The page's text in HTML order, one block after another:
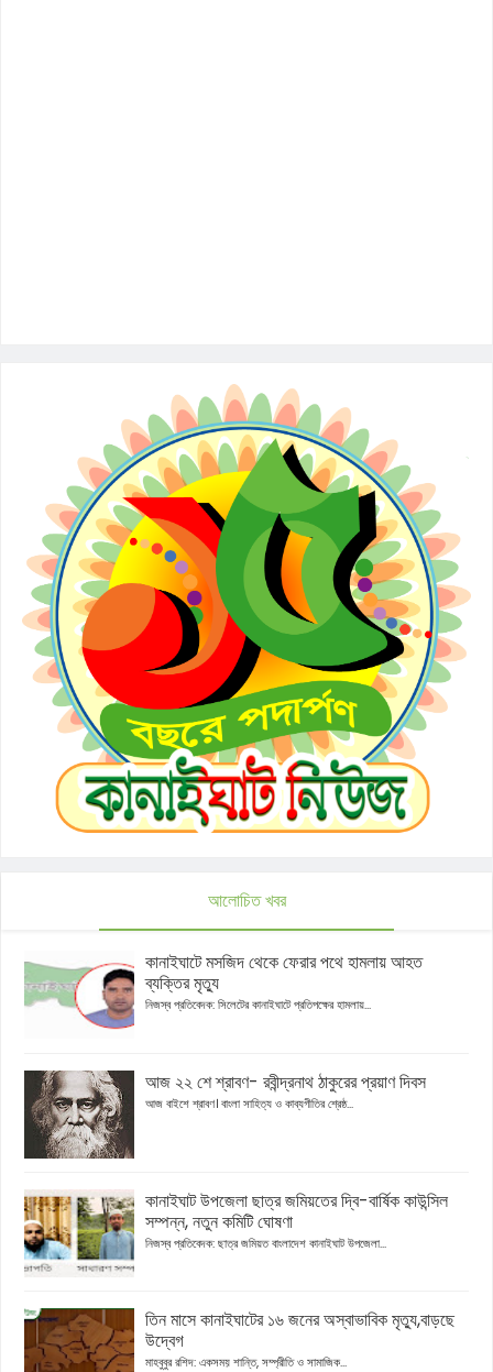
আলোচিত খবর
কানাইঘাটে মসজিদ থেকে ফেরার পথে হামলায় আহত
ব্যক্তির মৃত্যু
নিজস্ব প্রতিবেদক: সিলেটের কানাইঘাটে প্রতিপক্ষের হামলায়...
আজ ২২ শে শ্রাবণ- রবীন্দ্রনাথ ঠাকুরের প্রয়াণ দিবস
আজ বাইশে শ্রাবণ। বাংলা সাহিত্য ও কাব্যগীতির শ্রেষ্ঠ...
কানাইঘাট উপজেলা ছাত্র জমিয়তের দ্বি-বার্ষিক কাউন্সিল
সম্পন্ন, নতুন কমিটি ঘোষণা
নিজস্ব প্রতিবেদক: ছাত্র জমিয়ত বাংলাদেশ কানাইঘাট উপজেলা...
তিন মাসে কানাইঘাটের ১৬ জনের অস্বাভাবিক মৃত্যু,বাড়ছে
উদ্বেগ
মাহবুবুর রশিদ: একসময় শান্তি, সম্প্রীতি ও সামাজিক...